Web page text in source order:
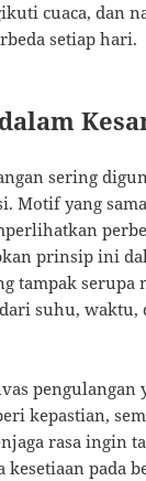
cuaca, dan
setiap hari.
sering
Motif yang
prinsip ini
tampak serupa
suhu, waktu,
pengulangan
kepastian,
rasa ingin
kesetiaan pada